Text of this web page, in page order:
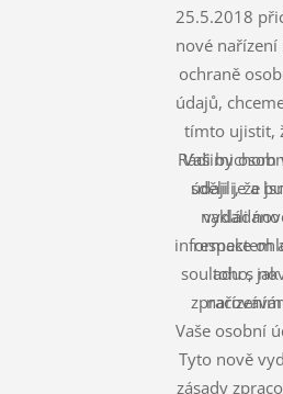
25.5.2018
nové nařízení
ochraně
údajů,
tímto ujistit,
Vašimi
údaji je a
nakládáno
respektem
souladu s
Rádi bychom
sdělili, že
vydali
informace
toho, jak
Vaše osobní
Tyto nově
zásady